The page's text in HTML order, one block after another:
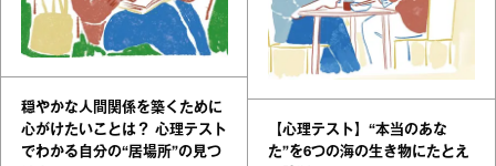
穏やかな人間関係を築くために
心がけたいことは？ 心理テスト
でわかる自分の“居場所”の見つ
【心理テスト】“本当のあな
た”を6つの海の生き物にたとえ